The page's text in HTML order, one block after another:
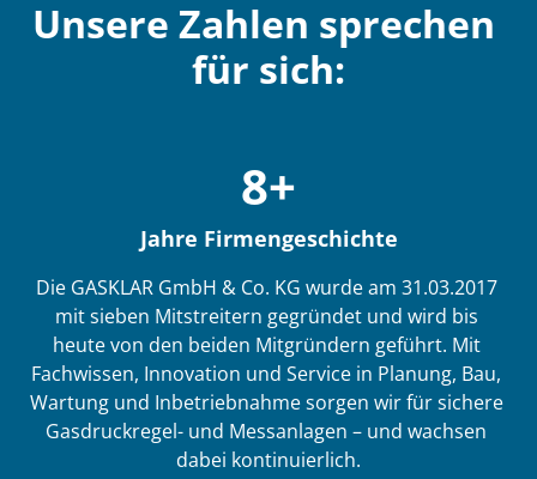
Unsere Zahlen sprechen
für sich:
8+
Jahre Firmengeschichte
Die GASKLAR GmbH & Co. KG wurde am 31.03.2017
mit sieben Mitstreitern gegründet und wird bis
heute von den beiden Mitgründern geführt. Mit
Fachwissen, Innovation und Service in Planung, Bau,
Wartung und Inbetriebnahme sorgen wir für sichere
Gasdruckregel- und Messanlagen – und wachsen
dabei kontinuierlich.